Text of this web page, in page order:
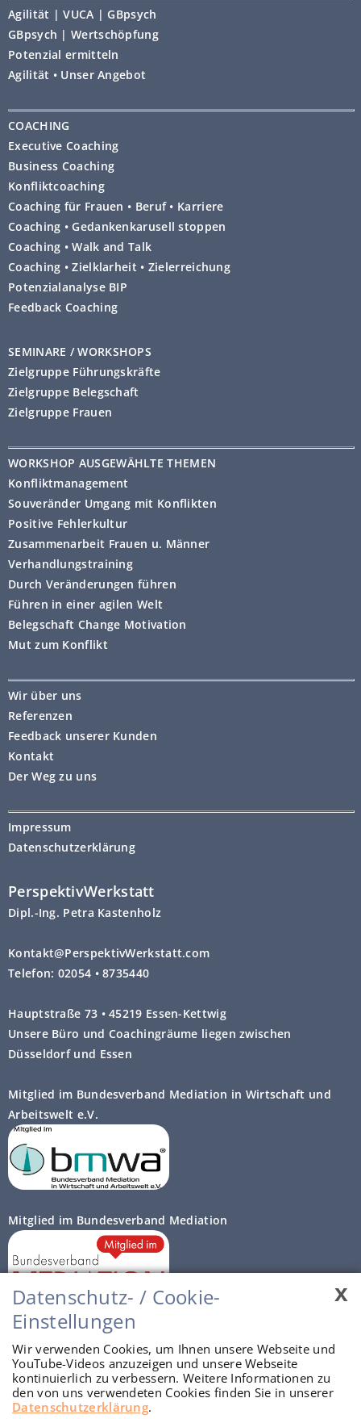
Agilität | VUCA | GBpsych
GBpsych | Wertschöpfung
Potenzial ermitteln
Agilität • Unser Angebot
COACHING
Executive Coaching
Business Coaching
Konfliktcoaching
Coaching für Frauen • Beruf • Karriere
Coaching • Gedankenkarusell stoppen
Coaching • Walk and Talk
Coaching • Zielklarheit • Zielerreichung
Potenzialanalyse BIP
Feedback Coaching
SEMINARE / WORKSHOPS
Zielgruppe Führungskräfte
Zielgruppe Belegschaft
Zielgruppe Frauen
WORKSHOP AUSGEWÄHLTE THEMEN
Konfliktmanagement
Souveränder Umgang mit Konflikten
Positive Fehlerkultur
Zusammenarbeit Frauen u. Männer
Verhandlungstraining
Durch Veränderungen führen
Führen in einer agilen Welt
Belegschaft Change Motivation
Mut zum Konflikt
Wir über uns
Referenzen
Feedback unserer Kunden
Kontakt
Der Weg zu uns
Impressum
Datenschutzerklärung
PerspektivWerkstatt
Dipl.-Ing. Petra Kastenholz
Kontakt@PerspektivWerkstatt.com
Telefon: 02054 • 8735440
Hauptstraße 73 • 45219 Essen-Kettwig
Unsere Büro und Coachingräume liegen zwischen
Düsseldorf und Essen
Mitglied im Bundesverband Mediation in Wirtschaft und
Arbeitswelt e.V.
Mitglied im Bundesverband Mediation
Autorisierte Prozessberater
x
Datenschutz- / Cookie-
Einstellungen
Wir verwenden Cookies, um Ihnen unsere Webseite und
YouTube-Videos anzuzeigen und unsere Webseite
kontinuierlich zu verbessern. Weitere Informationen zu
den von uns verwendeten Cookies finden Sie in unserer
Datenschutzerklärung.